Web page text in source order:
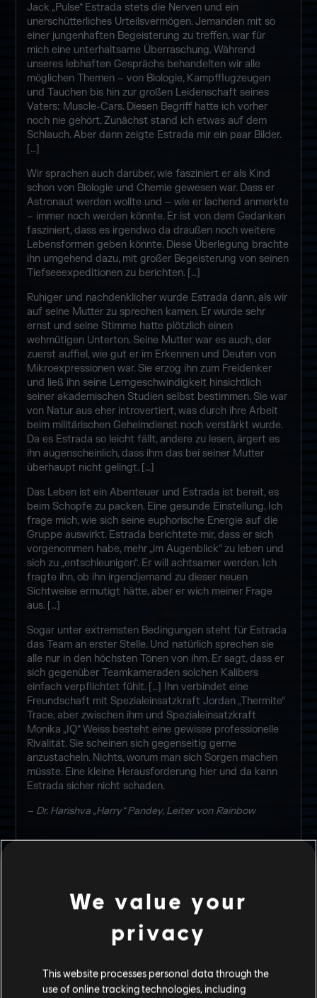
Jack „Pulse“ Estrada stets die Nerven und ein
unerschütterliches Urteilsvermögen. Jemanden mit so
einer jungenhaften Begeisterung zu treffen, war für
mich eine unterhaltsame Überraschung. Während
unseres lebhaften Gesprächs behandelten wir alle
möglichen Themen – von Biologie, Kampfflugzeugen
und Tauchen bis hin zur großen Leidenschaft seines
Vaters: Muscle-Cars. Diesen Begriff hatte ich vorher
noch nie gehört. Zunächst stand ich etwas auf dem
Schlauch. Aber dann zeigte Estrada mir ein paar Bilder.
[…]
Wir sprachen auch darüber, wie fasziniert er als Kind
schon von Biologie und Chemie gewesen war. Dass er
Astronaut werden wollte und – wie er lachend anmerkte
– immer noch werden könnte. Er ist von dem Gedanken
fasziniert, dass es irgendwo da draußen noch weitere
Lebensformen geben könnte. Diese Überlegung brachte
ihn umgehend dazu, mit großer Begeisterung von seinen
Tiefseeexpeditionen zu berichten. […]
Ruhiger und nachdenklicher wurde Estrada dann, als wir
auf seine Mutter zu sprechen kamen. Er wurde sehr
ernst und seine Stimme hatte plötzlich einen
wehmütigen Unterton. Seine Mutter war es auch, der
zuerst auffiel, wie gut er im Erkennen und Deuten von
Mikroexpressionen war. Sie erzog ihn zum Freidenker
und ließ ihn seine Lerngeschwindigkeit hinsichtlich
seiner akademischen Studien selbst bestimmen. Sie war
von Natur aus eher introvertiert, was durch ihre Arbeit
beim militärischen Geheimdienst noch verstärkt wurde.
Da es Estrada so leicht fällt, andere zu lesen, ärgert es
ihn augenscheinlich, dass ihm das bei seiner Mutter
überhaupt nicht gelingt. […]
Das Leben ist ein Abenteuer und Estrada ist bereit, es
beim Schopfe zu packen. Eine gesunde Einstellung. Ich
frage mich, wie sich seine euphorische Energie auf die
Gruppe auswirkt. Estrada berichtete mir, dass er sich
vorgenommen habe, mehr „im Augenblick“ zu leben und
sich zu „entschleunigen“. Er will achtsamer werden. Ich
fragte ihn, ob ihn irgendjemand zu dieser neuen
Sichtweise ermutigt hätte, aber er wich meiner Frage
aus. […]
Sogar unter extremsten Bedingungen steht für Estrada
das Team an erster Stelle. Und natürlich sprechen sie
alle nur in den höchsten Tönen von ihm. Er sagt, dass er
sich gegenüber Teamkameraden solchen Kalibers
einfach verpflichtet fühlt. […] Ihn verbindet eine
Freundschaft mit Spezialeinsatzkraft Jordan „Thermite“
Trace, aber zwischen ihm und Spezialeinsatzkraft
Monika „IQ“ Weiss besteht eine gewisse professionelle
Rivalität. Sie scheinen sich gegenseitig gerne
anzustacheln. Nichts, worum man sich Sorgen machen
müsste. Eine kleine Herausforderung hier und da kann
Estrada sicher nicht schaden.
– Dr. Harishva „Harry“ Pandey, Leiter von Rainbow
We value your
privacy
This website processes personal data through the
use of online tracking technologies, including